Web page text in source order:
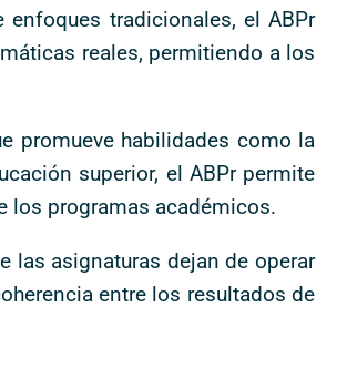
tradicionales, el ABPr
reales, permitiendo a los
promueve habilidades como la
superior, el ABPr permite
los programas académicos.
las asignaturas dejan de operar
entre los resultados de